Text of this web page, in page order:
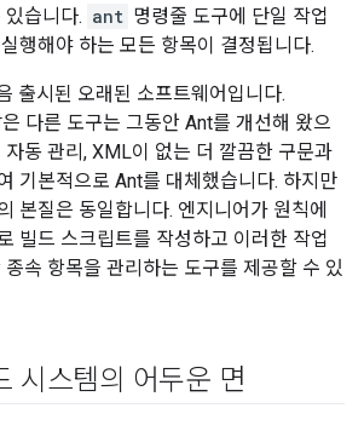
습니다. ant 명령줄 도구에 단일 작업
행해야 하는 모든 항목이 결정됩니다.
출시된 오래된 소프트웨어입니다.
다른 도구는 그동안 Ant를 개선해 왔으
동 관리, XML이 없는 더 깔끔한 구문과
기본적으로 Ant를 대체했습니다. 하지만
본질은 동일합니다. 엔지니어가 원칙에
빌드 스크립트를 작성하고 이러한 작업
속 항목을 관리하는 도구를 제공할 수 있
시스템의 어두운 면